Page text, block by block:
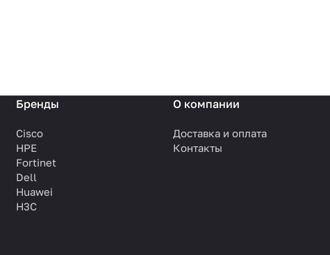
Бренды
Cisco
HPE
Fortinet
Dell
Huawei
H3C
О компании
Доставка и оплата
Контакты